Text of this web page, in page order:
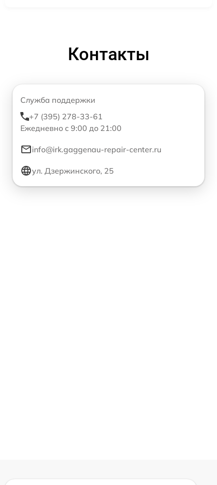
Контакты
Служба поддержки
+7 (395) 278-33-61
Ежедневно с 9:00 до 21:00
info@irk.gaggenau-repair-center.ru
ул. Дзержинского, 25